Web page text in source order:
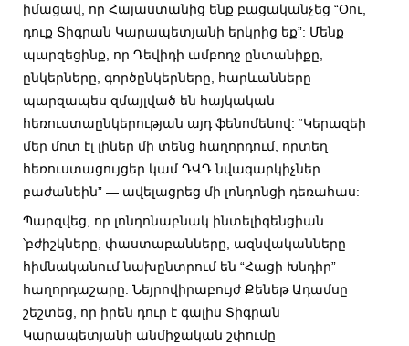
իմացավ, որ Հայաստանից ենք բացականչեց “Օու,
դուք Տիգրան Կարապետյանի երկրից եք”: Մենք
պարզեցինք, որ Դեվիդի ամբողջ ընտանիքը,
ընկերները, գործընկերները, հարևանները
պարզապես զմայլված են հայկական
հեռուստաընկերության այդ ֆենոմենով: “Կերազեի
մեր մոտ էլ լիներ մի տենց հաղորդում, որտեղ
հեռուստացույցեր կամ ԴՎԴ նվագարկիչներ
բաժանեին” — ավելացրեց մի լոնդոնցի դեռահաս:
Պարզվեց, որ լոնդոնաբնակ ինտելիգենցիան
՝բժիշկները, փաստաբանները, ազնվականները
հիմնականում նախընտրում են “Հացի Խնդիր”
հաղորդաշարը: Նեյրովիրաբույժ Քենեթ Ադամսը
շեշտեց, որ իրեն դուր է գալիս Տիգրան
Կարապետյանի անմիջական շփումը